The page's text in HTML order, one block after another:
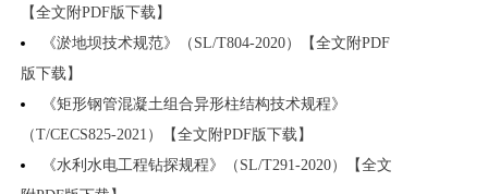
【全文附PDF版下载】
《淤地坝技术规范》（SL/T804-2020）【全文附PDF
版下载】
《矩形钢管混凝土组合异形柱结构技术规程》
（T/CECS825-2021）【全文附PDF版下载】
《水利水电工程钻探规程》（SL/T291-2020）【全文